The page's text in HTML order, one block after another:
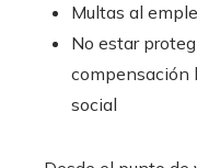
Multas al
No estar
compensación
social